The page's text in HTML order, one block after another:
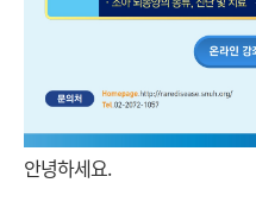
안녕하세요.